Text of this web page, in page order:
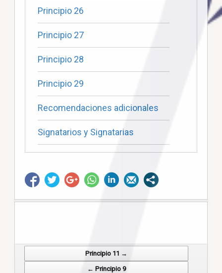
Principio 26
Principio 27
Principio 28
Principio 29
Recomendaciones adicionales
Signatarios y Signatarias
Post navigationPrincipio 11 →
← Principio 9